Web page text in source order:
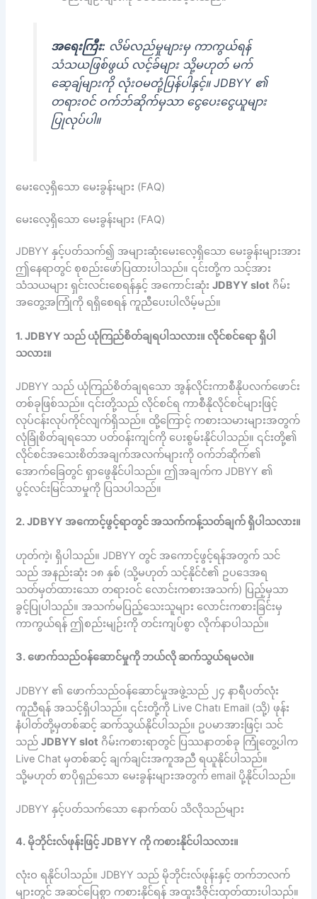
အရေးကြီး:လိမ်လည်မှုများမှ ကာကွယ်ရန်
သံသယဖြစ်ဖွယ် လင့်ခ်များ သို့မဟုတ် မက်
ဆေ့ချ်များကို လုံးဝမတုံ့ပြန်ပါနှင့်။ JDBYY ၏
တရားဝင် ဝက်ဘ်ဆိုက်မှသာ ငွေပေးငွေယူများ
ပြုလုပ်ပါ။
မေးလေ့ရှိသော မေးခွန်းများ (FAQ)
မေးလေ့ရှိသော မေးခွန်းများ (FAQ)
JDBYY နှင့်ပတ်သက်၍ အများဆုံးမေးလေ့ရှိသော မေးခွန်းများအား
ဤနေရာတွင် စုစည်းဖော်ပြထားပါသည်။ ၎င်းတို့က သင့်အား
သံသယများ ရှင်းလင်းစေရန်နှင့် အကောင်းဆုံးJDBYY slot ဂိမ်း
အတွေ့အကြုံကို ရရှိစေရန် ကူညီပေးပါလိမ့်မည်။
1. JDBYY သည် ယုံကြည်စိတ်ချရပါသလား။ လိုင်စင်ရော ရှိပါ
သလား။
JDBYY သည် ယုံကြည်စိတ်ချရသော အွန်လိုင်းကာစီနိုပလက်ဖောင်း
တစ်ခုဖြစ်သည်။ ၎င်းတို့သည် လိုင်စင်ရ ကာစီနိုလိုင်စင်များဖြင့်
လုပ်ငန်းလုပ်ကိုင်လျက်ရှိသည်။ ထို့ကြောင့် ကစားသမားများအတွက်
လုံခြုံစိတ်ချရသော ပတ်ဝန်းကျင်ကို ပေးစွမ်းနိုင်ပါသည်။ ၎င်းတို့၏
လိုင်စင်အသေးစိတ်အချက်အလက်များကို ဝက်ဘ်ဆိုက်၏
အောက်ခြေတွင် ရှာဖွေနိုင်ပါသည်။ ဤအချက်က JDBYY ၏
ပွင့်လင်းမြင်သာမှုကို ပြသပါသည်။
2. JDBYY အကောင့်ဖွင့်ရာတွင် အသက်ကန့်သတ်ချက် ရှိပါသလား။
ဟုတ်ကဲ့၊ ရှိပါသည်။ JDBYY တွင် အကောင့်ဖွင့်ရန်အတွက် သင်
သည် အနည်းဆုံး ၁၈ နှစ် (သို့မဟုတ် သင့်နိုင်ငံ၏ ဥပဒေအရ
သတ်မှတ်ထားသော တရားဝင် လောင်းကစားအသက်) ပြည့်မှသာ
ခွင့်ပြုပါသည်။ အသက်မပြည့်သေးသူများ လောင်းကစားခြင်းမှ
ကာကွယ်ရန် ဤစည်းမျဉ်းကို တင်းကျပ်စွာ လိုက်နာပါသည်။
3. ဖောက်သည်ဝန်ဆောင်မှုကို ဘယ်လို ဆက်သွယ်ရမလဲ။
JDBYY ၏ ဖောက်သည်ဝန်ဆောင်မှုအဖွဲ့သည် ၂၄ နာရီပတ်လုံး
ကူညီရန် အသင့်ရှိပါသည်။ ၎င်းတို့ကို Live Chat၊ Email (သို့) ဖုန်း
နံပါတ်တို့မှတစ်ဆင့် ဆက်သွယ်နိုင်ပါသည်။ ဥပမာအားဖြင့်၊ သင်
သည်JDBYY slot ဂိမ်းကစားရာတွင် ပြဿနာတစ်ခု ကြုံတွေ့ပါက
Live Chat မှတစ်ဆင့် ချက်ချင်းအကူအညီ ရယူနိုင်ပါသည်။
သို့မဟုတ် စာပိုရှည်သော မေးခွန်းများအတွက် email ပို့နိုင်ပါသည်။
JDBYY နှင့်ပတ်သက်သော နောက်ထပ် သိလိုသည်များ
4. မိုဘိုင်းလ်ဖုန်းဖြင့် JDBYY ကို ကစားနိုင်ပါသလား။
လုံးဝ ရနိုင်ပါသည်။ JDBYY သည် မိုဘိုင်းလ်ဖုန်းနှင့် တက်ဘလက်
များတွင် အဆင်ပြေစွာ ကစားနိုင်ရန် အထူးဒီဇိုင်းထုတ်ထားပါသည်။